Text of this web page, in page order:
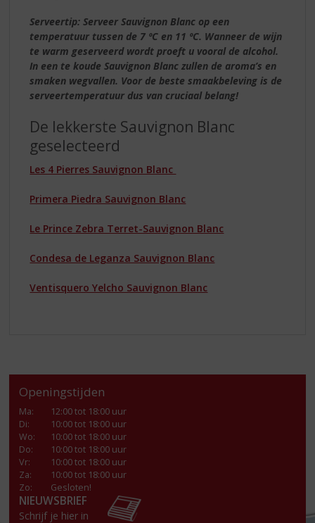
Serveertip: Serveer Sauvignon Blanc op een
temperatuur tussen de 7 ºC en 11 ºC. Wanneer de wijn
te warm geserveerd wordt proeft u vooral de alcohol.
In een te koude Sauvignon Blanc zullen de aroma’s en
smaken wegvallen. Voor de beste smaakbeleving is de
serveertemperatuur dus van cruciaal belang!
De lekkerste Sauvignon Blanc
geselecteerd
Les 4 Pierres Sauvignon Blanc
Primera Piedra Sauvignon Blanc
Le Prince Zebra Terret-Sauvignon Blanc
Condesa de Leganza Sauvignon Blanc
Ventisquero Yelcho Sauvignon Blanc
Openingstijden
Ma:
12:00 tot 18:00 uur
Di:
10:00 tot 18:00 uur
Wo:
10:00 tot 18:00 uur
Do:
10:00 tot 18:00 uur
Vr:
10:00 tot 18:00 uur
Za:
10:00 tot 18:00 uur
Zo:
Gesloten!
NIEUWSBRIEF
Schrijf je hier in